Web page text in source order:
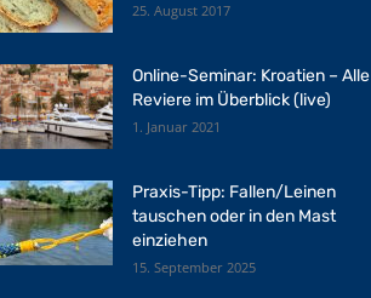
25. August 2017
Online-Seminar: Kroatien – Alle
Reviere im Überblick (live)
1. Januar 2021
Praxis-Tipp: Fallen/Leinen
tauschen oder in den Mast
einziehen
15. September 2025